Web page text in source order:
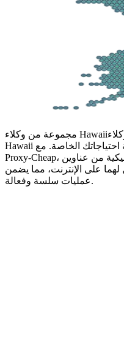
مجموعة من وكلاء Hawaii
Hawaii السكنيين، المصممة خصيصًا لتلبية احتياجاتك الخاصة. مع
Proxy-Cheap، يمكنك الوصول إلى مجموعة ديناميكية من عناوين IP.
لهما على الإنترنت، مما يضمن
عمليات سلسة وفعالة.